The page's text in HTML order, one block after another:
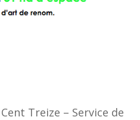
Treize – Service de